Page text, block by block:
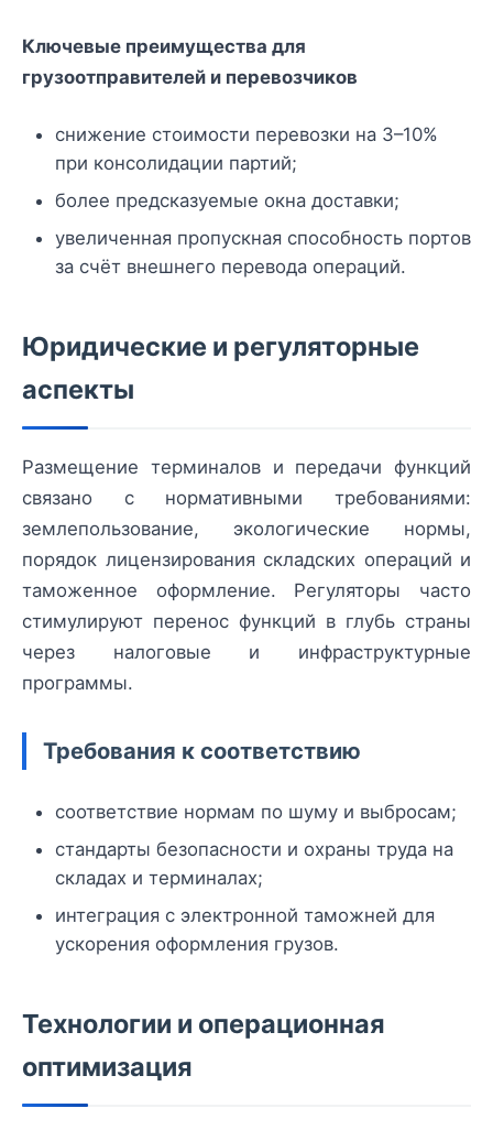
Ключевые преимущества для
грузоотправителей и перевозчиков
снижение стоимости перевозки на 3–10%
при консолидации партий;
более предсказуемые окна доставки;
увеличенная пропускная способность портов
за счёт внешнего перевода операций.
Юридические и регуляторные
аспекты
Размещение терминалов и передачи функций
связанo с нормативными требованиями:
землепользование, экологические нормы,
порядок лицензирования складских операций и
таможенное оформление. Регуляторы часто
стимулируют перенос функций в глубь страны
через налоговые и инфраструктурные
программы.
Требования к соответствию
соответствие нормам по шуму и выбросам;
стандарты безопасности и охраны труда на
складах и терминалах;
интеграция с электронной таможней для
ускорения оформления грузов.
Технологии и операционная
оптимизация